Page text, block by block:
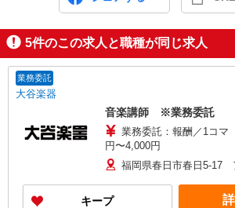
5件のこの求人と職種が同じ求人
業務委託
大谷楽器
音楽講師 ※業務委託
業務委託：報酬／1コ
円〜4,000円
福岡県春日市春日5-17
キープ